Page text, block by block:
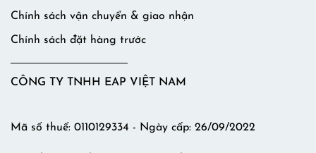
Chính sách vận chuyển & giao nhận
Chính sách đặt hàng trước
CÔNG TY TNHH EAP VIỆT NAM
Mã số thuế: 0110129334 - Ngày cấp: 26/09/2022